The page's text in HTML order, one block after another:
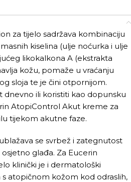
za tijelo sadržava kombinaciju
kiselina (ulje noćurka i ulje
likokalkona A (ekstrakta
kožu, pomaže u vraćanju
sloja te je čini otpornijom.
dnevno ili koristiti kao dopunsku
AtopiControl Akut kreme za
tijekom akutne faze.
se svrbež i zategnutost
glađa. Za Eucerin
klinički je i dermatološki
atopičnom kožom kod odraslih,